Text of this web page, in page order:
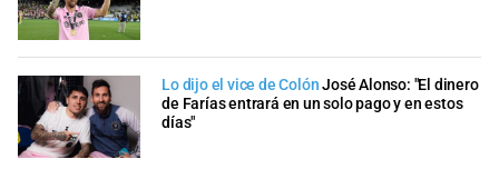
Lo dijo el vice de ColónJosé Alonso: "El dinero
de Farías entrará en un solo pago y en estos
días"